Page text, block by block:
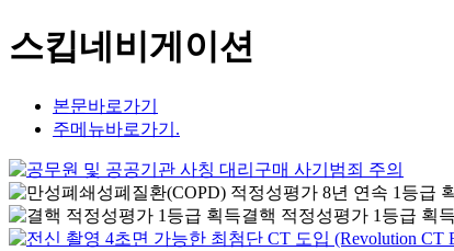
스킵네비게이션
본문바로가기
주메뉴바로가기.
결핵 적정성평가 1등급 획득